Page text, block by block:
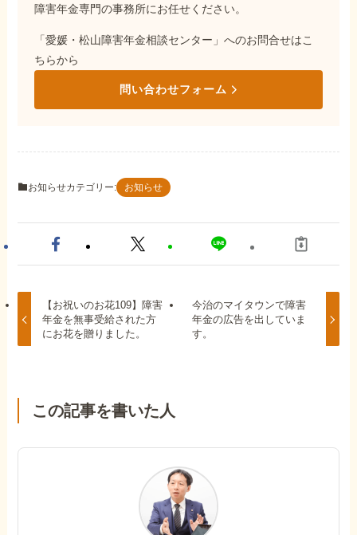
障害年金専門の事務所にお任せください。
「愛媛・松山障害年金相談センター」へのお問合せはこ
ちらから
問い合わせフォーム
お知らせカテゴリー: お知らせ
【お祝いのお花109】障害
年金を無事受給された方
にお花を贈りました。
今治のマイタウンで障害
年金の広告を出していま
す。
この記事を書いた人